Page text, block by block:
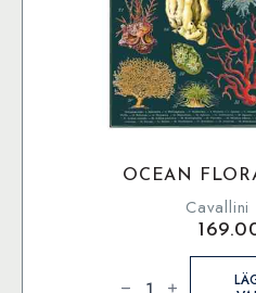
OCEAN
Cavallini